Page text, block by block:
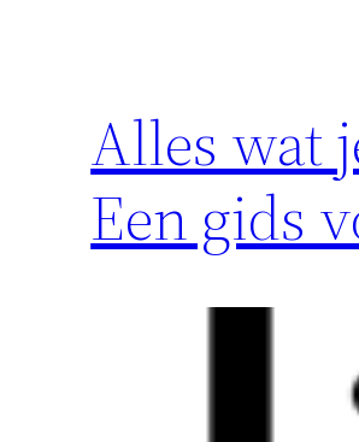
Alles wat
Een gids